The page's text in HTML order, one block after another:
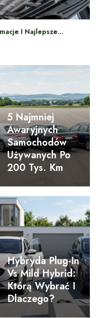
I Najlepsze…
5 Najmniej
Awaryjnych
Samochodów
Używanych Po
200 Tys. Km
Hybryda Plug-In
Vs Mild Hybrid:
Którą Wybrać I
Dlaczego?